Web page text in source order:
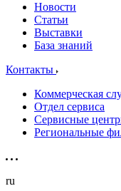
Новости
Статьи
Выставки
База знаний
Контакты
Коммерческая
Отдел сервиса
Сервисные
Региональные
ru